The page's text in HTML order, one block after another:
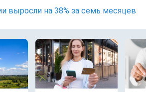
выросли на 38% за семь месяцев